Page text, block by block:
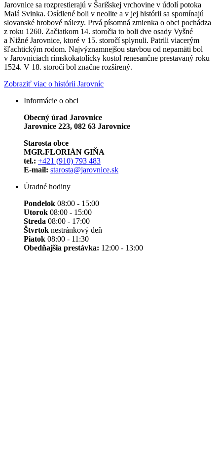
Jarovnice sa rozprestierajú v Šarišskej vrchovine v údolí potoka
Malá Svinka. Osídlené boli v neolite a v jej histórii sa spomínajú
slovanské hrobové nálezy. Prvá písomná zmienka o obci pochádza
z roku 1260. Začiatkom 14. storočia to boli dve osady Vyšné
a Nižné Jarovnice, ktoré v 15. storočí splynuli. Patrili viacerým
šľachtickým rodom. Najvýznamnejšou stavbou od nepamäti bol
v Jarovniciach rímskokatolícky kostol renesančne prestavaný roku
1524. V 18. storočí bol značne rozšírený.
Zobraziť viac o histórii Jarovníc
Informácie o obci
Obecný úrad Jarovnice
Jarovnice 223, 082 63 Jarovnice
Starosta obce
MGR.FLORIÁN GIŇA
tel.: +421 (910) 793 483
E-mail: starosta@jarovnice.sk
Úradné hodiny
Pondelok 08:00 - 15:00
Utorok 08:00 - 15:00
Streda 08:00 - 17:00
Štvrtok nestránkový deň
Piatok 08:00 - 11:30
Obedňajšia prestávka: 12:00 - 13:00